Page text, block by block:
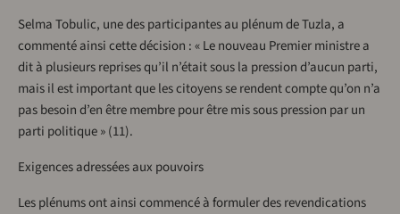
Selma Tobulic, une des participantes au plénum de Tuzla, a
commenté ainsi cette décision : « Le nouveau Premier ministre a
dit à plusieurs reprises qu’il n’était sous la pression d’aucun parti,
mais il est important que les citoyens se rendent compte qu’on n’a
pas besoin d’en être membre pour être mis sous pression par un
parti politique » (11).
Exigences adressées aux pouvoirs
Les plénums ont ainsi commencé à formuler des revendications